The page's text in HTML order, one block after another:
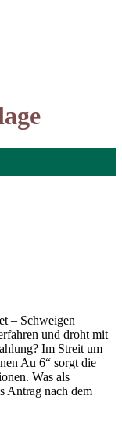
– Schweigen
und droht mit
Im Streit um
Au 6“ sorgt die
Was als
Antrag nach dem